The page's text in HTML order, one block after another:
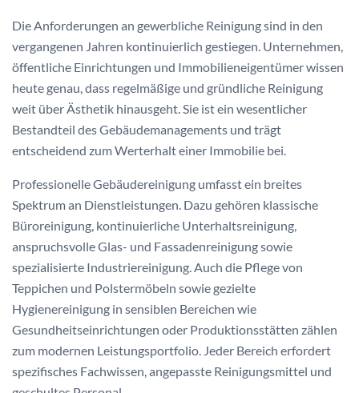
Die Anforderungen an gewerbliche Reinigung sind in den
vergangenen Jahren kontinuierlich gestiegen. Unternehmen,
öffentliche Einrichtungen und Immobilieneigentümer wissen
heute genau, dass regelmäßige und gründliche Reinigung
weit über Ästhetik hinausgeht. Sie ist ein wesentlicher
Bestandteil des Gebäudemanagements und trägt
entscheidend zum Werterhalt einer Immobilie bei.
Professionelle Gebäudereinigung umfasst ein breites
Spektrum an Dienstleistungen. Dazu gehören klassische
Büroreinigung, kontinuierliche Unterhaltsreinigung,
anspruchsvolle Glas- und Fassadenreinigung sowie
spezialisierte Industriereinigung. Auch die Pflege von
Teppichen und Polstermöbeln sowie gezielte
Hygienereinigung in sensiblen Bereichen wie
Gesundheitseinrichtungen oder Produktionsstätten zählen
zum modernen Leistungsportfolio. Jeder Bereich erfordert
spezifisches Fachwissen, angepasste Reinigungsmittel und